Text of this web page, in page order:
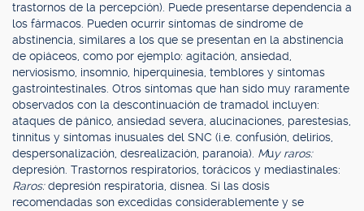
trastornos de la percepción). Puede presentarse dependencia a
los fármacos. Pueden ocurrir síntomas de síndrome de
abstinencia, similares a los que se presentan en la abstinencia
de opiáceos, como por ejemplo: agitación, ansiedad,
nerviosismo, insomnio, hiperquinesia, temblores y síntomas
gastrointestinales. Otros síntomas que han sido muy raramente
observados con la descontinuación de tramadol incluyen:
ataques de pánico, ansiedad severa, alucinaciones, parestesias,
tinnitus y síntomas inusuales del SNC (i.e. confusión, delirios,
despersonalización, desrealización, paranoia). Muy raros:
depresión. Trastornos respiratorios, torácicos y mediastinales:
Raros:depresión respiratoria, disnea. Si las dosis
recomendadas son excedidas considerablemente y se